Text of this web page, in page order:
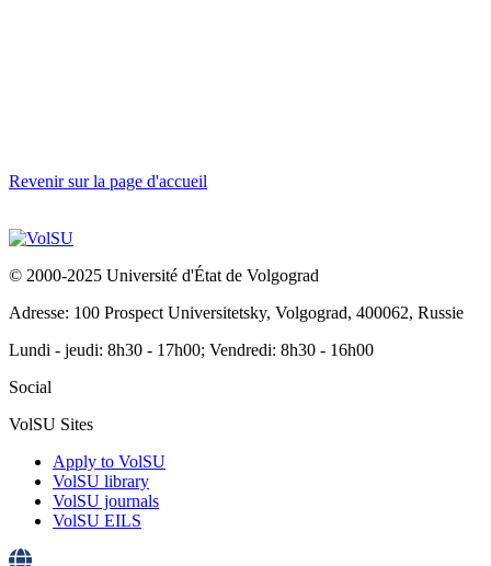
Revenir sur la page d'accueil
© 2000-2025 Université d'État de Volgograd
Adresse: 100 Prospect Universitetsky, Volgograd, 400062, Russie
Lundi - jeudi: 8h30 - 17h00; Vendredi: 8h30 - 16h00
Social
VolSU Sites
Apply to VolSU
VolSU library
VolSU journals
VolSU EILS